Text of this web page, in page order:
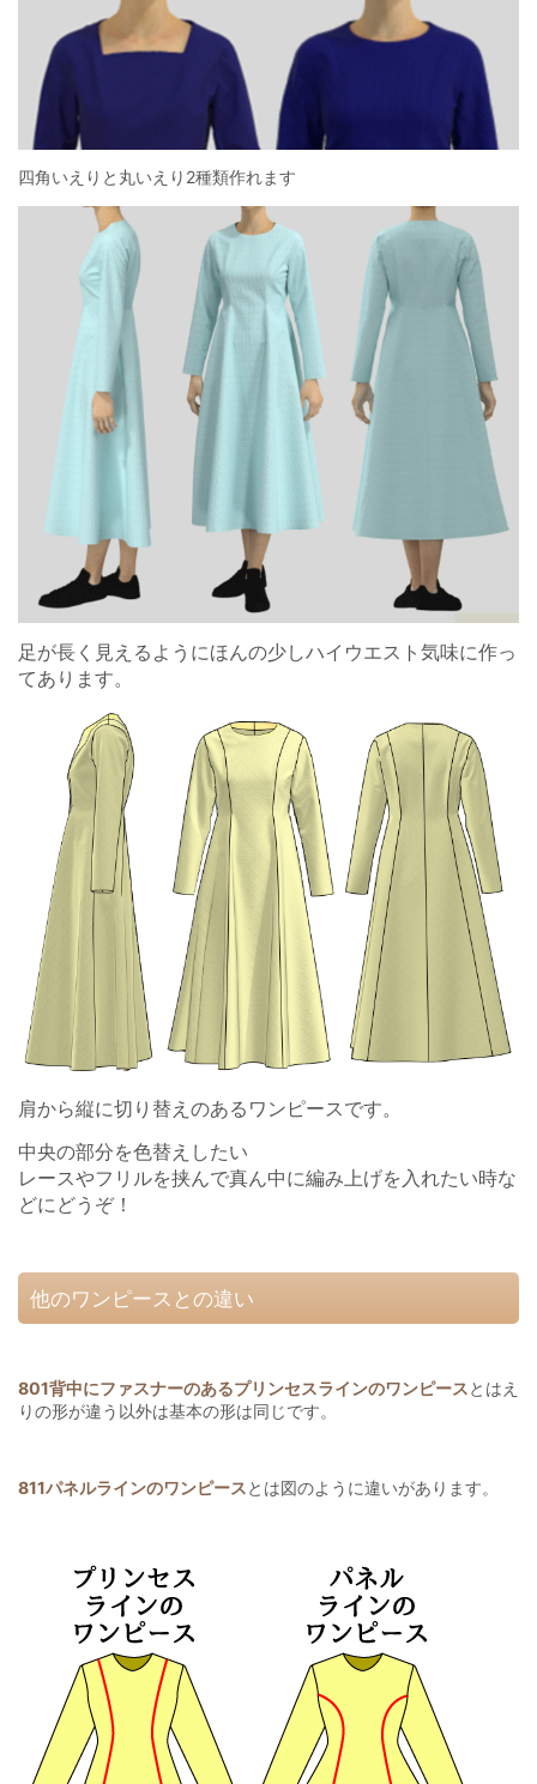
四角いえりと丸いえり2種類作れます
足が長く見えるようにほんの少しハイウエスト気味に作っ
てあります。
肩から縦に切り替えのあるワンピースです。
中央の部分を色替えしたい
レースやフリルを挟んで真ん中に編み上げを入れたい時な
どにどうぞ！
他のワンピースとの違い
801背中にファスナーのあるプリンセスラインのワンピースとはえ
りの形が違う以外は基本の形は同じです。
811パネルラインのワンピースとは図のように違いがあります。